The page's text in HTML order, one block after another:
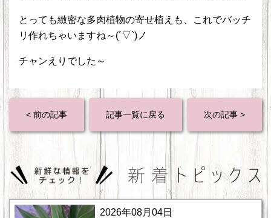
とっても緻密な多肉植物の寄せ植えも、これでバッチ
リ作れちゃいますね～(´▽`)ノ
チャンえりでした～
< 前の記事 記事一覧に戻る 次の記事 >
2026年08月04日